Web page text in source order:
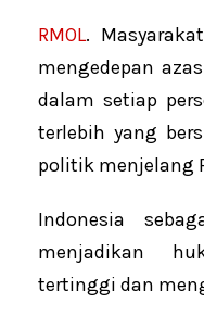
RMOL.
mengedepan
dalam setiap
terlebih yang
politik menjelang
Indonesia
menjadikan
tertinggi dan